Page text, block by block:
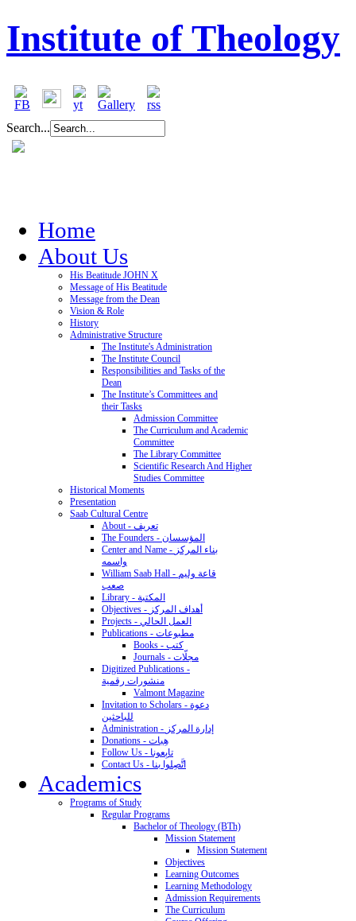
Institute of Theology
Search...
Home
About Us
His Beatitude JOHN X
Message of His Beatitude
Message from the Dean
Vision & Role
History
Administrative Structure
The Institute's Administration
The Institute Council
Responsibilities and Tasks of the
Dean
The Institute’s Committees and
their Tasks
Admission Committee
The Curriculum and Academic
Committee
The Library Committee
Scientific Research And Higher
Studies Committee
Historical Moments
Presentation
Saab Cultural Centre
About - تعريف
The Founders - المؤسسان
Center and Name - بناء المركز
واسمه
William Saab Hall - قاعة وليم
صعب
Library - المكتبة
Objectives - أهداف المركز
Projects - العمل الحالي
Publications - مطبوعات
Books - كتب
Journals - مجلّات
Digitized Publications -
منشورات رقمية
Valmont Magazine
Invitation to Scholars - دعوة
للباحثين
Administration - إدارة المركز
Donations - هِبات
Follow Us - تابِعونا
Contact Us - اتَّصِلوا بنا
Academics
Programs of Study
Regular Programs
Bachelor of Theology (BTh)
Mission Statement
Mission Statement
Objectives
Learning Outcomes
Learning Methodology
Admission Requirements
The Curriculum